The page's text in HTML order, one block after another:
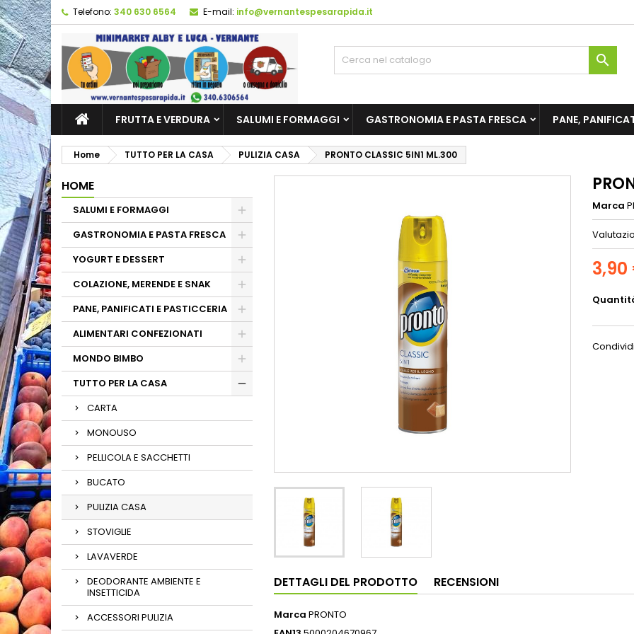
Telefono: 340 630 6564 E-mail: info@vernantespesarapida.it

FRUTTA E VERDURA SALUMI E FORMAGGI GASTRONOMIA E PASTA FRESCA PANE,
Home TUTTO PER LA CASA PULIZIA CASA PRONTO CLASSIC 5IN1 ML.300
HOME
SALUMI E FORMAGGI
GASTRONOMIA E PASTA FRESCA
YOGURT E DESSERT
COLAZIONE, MERENDE E SNAK
PANE, PANIFICATI E PASTICCERIA
ALIMENTARI CONFEZIONATI
MONDO BIMBO
TUTTO PER LA CASA
CARTA
MONOUSO
PELLICOLA E SACCHETTI
BUCATO
PULIZIA CASA
STOVIGLIE
LAVAVERDE
DEODORANTE AMBIENTE E
INSETTICIDA
ACCESSORI PULIZIA
Marca
3,90
DETTAGLI DEL PRODOTTO RECENSIONI
Marca PRONTO